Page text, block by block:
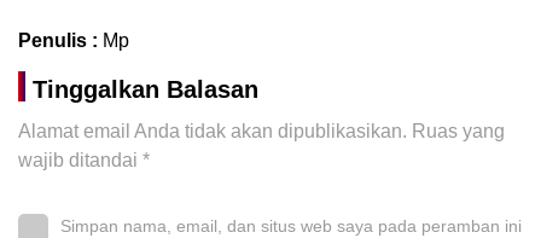
Penulis : Mp
Tinggalkan Balasan
Alamat email Anda tidak akan dipublikasikan. Ruas yang
wajib ditandai *
Simpan nama, email, dan situs web saya pada peramban ini